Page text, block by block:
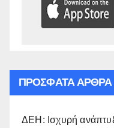
ΠΡΌΣΦΑΤΑ ΆΡΘΡΑ
ΔΕΗ: Ισχυρή